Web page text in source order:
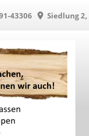
43306 Siedlung 2,